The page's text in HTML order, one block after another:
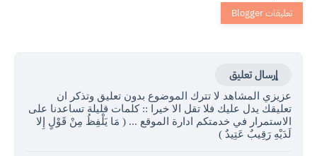
إرسال تعليق
عزيزي المشاهد لا تترك الموضوع بدون تعليق وتذكر ان
تعليقك يدل عليك فلا تقل الا خيرا :: كلمات قليلة تساعدنا على
الاستمرار في خدمتكم ادارة الموقع ... ( مَا يَلْفِظُ مِنْ قَوْلٍ إِلا
لَدَيْهِ رَقِيبٌ عَتِيدٌ )